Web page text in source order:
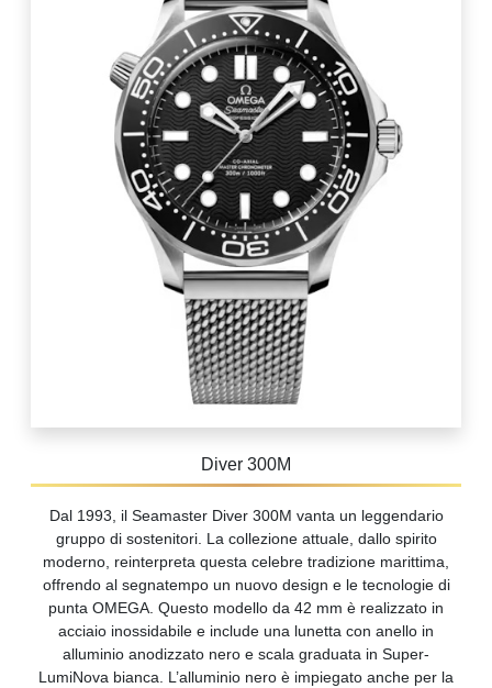
Diver 300M
Dal 1993, il Seamaster Diver 300M vanta un leggendario
gruppo di sostenitori. La collezione attuale, dallo spirito
moderno, reinterpreta questa celebre tradizione marittima,
offrendo al segnatempo un nuovo design e le tecnologie di
punta OMEGA. Questo modello da 42 mm è realizzato in
acciaio inossidabile e include una lunetta con anello in
alluminio anodizzato nero e scala graduata in Super-
LumiNova bianca. L’alluminio nero è impiegato anche per la